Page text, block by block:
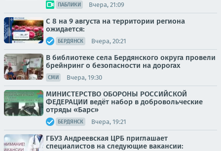
ПАБЛИКИ Вчера, 21:09
С 8 на 9 августа на территории региона
ожидается:
БЕРДЯНСК Вчера, 20:21
В библиотеке села Бердянского округа провели
брейнринг о безопасности на дорогах
СМИ Вчера, 19:30
МИНИСТЕРСТВО ОБОРОНЫ РОССИЙСКОЙ
ФЕДЕРАЦИИ ведёт набор в добровольческие
отряды «Барс»
БЕРДЯНСК Вчера, 19:21
ГБУЗ Андреевская ЦРБ приглашает
специалистов на следующие вакансии: